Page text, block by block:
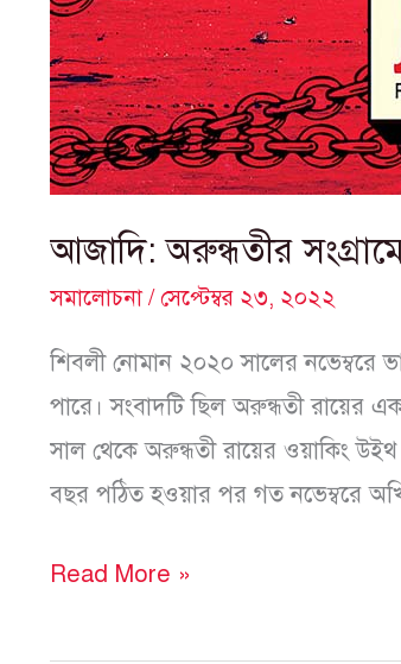
আজাদি: অরুন্ধতীর
সমালোচনা/সেপ্টেম্বর ২৩, ২০২২
শিবলী নোমান ২০২০ সালের নভেম্বরে
পারে। সংবাদটি ছিল অরুন্ধতী রায়ের
সাল থেকে অরুন্ধতী রায়ের ওয়াকিং
বছর পঠিত হওয়ার পর গত নভেম্বরে
Read More »